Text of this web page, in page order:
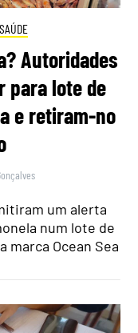
SAÚDE
Autoridades
para lote de
e retiram-no
um alerta
num lote de
marca Ocean Sea